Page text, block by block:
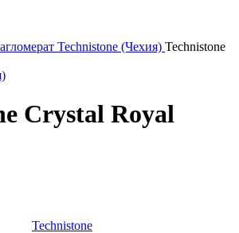
Technistone (Чехия) Technistone
Crystal Royal
Technistone